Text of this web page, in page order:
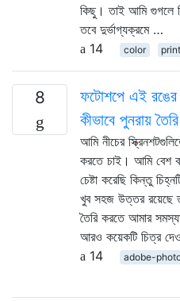
কিছু। তাই আমি গুগলে
তবে দুর্ভাগ্যক্রমে …
14
color
8
ফটোশপে এই রঙের
কীভাবে পুনরায়
আমি নীচের
করতে চাই। আমি বেশ
চেষ্টা করেছি কিন্তু
খুব সহজ উত্তর রয়েছে
তৈরি করতে আমার
আরও কয়েকটি চিত্র
14
adobe-